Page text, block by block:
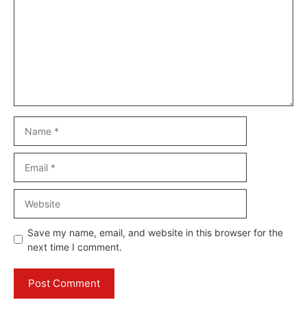
Save my name, email, and website in this browser for the
next time I comment.